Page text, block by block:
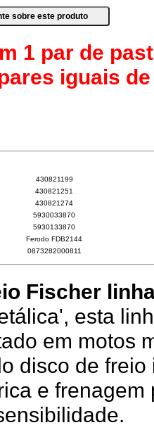
1 par de
iguais
430821199
430821251
430821274
5930033870
5930133870
Ferodo FDB2144
0873282000811
Fischer
esta
em motos
disco de
e frenagem